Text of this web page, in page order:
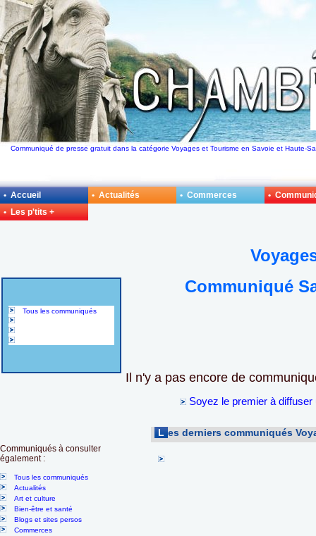
Communiqué de presse gratuit dans la catégorie Voyages et Tourisme en Savoie et Haute-
Tous les communiqués
Communiqué
Il n'y a pas encore de
Soyez le premier à
Communiqués à consulter
également :
Tous les communiqués
Actualités
Art et culture
Bien-être et santé
Blogs et sites persos
Commerces
L es derniers communiqués
• Accueil • Actualités • Commerces
•
• Les p'tits +